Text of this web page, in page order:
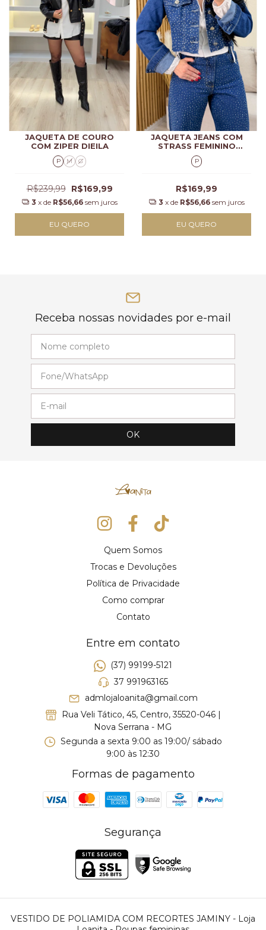
JAQUETA DE COURO
COM ZIPER DIEILA
P M G
R$239,99 R$169,99
3 x de R$56,66 sem juros
EU QUERO
JAQUETA JEANS COM
STRASS FEMININO
YARISSE
P
R$169,99
3 x de R$56,66 sem juros
EU QUERO
Receba nossas novidades por e-mail
Quem Somos
Trocas e Devoluções
Política de Privacidade
Como comprar
Contato
Entre em contato
(37) 99199-5121
37 991963165
admlojaloanita@gmail.com
Rua Veli Tático, 45, Centro, 35520-046 |
Nova Serrana - MG
Segunda a sexta 9:00 as 19:00/ sábado
9:00 às 12:30
Formas de pagamento
Segurança
VESTIDO DE POLIAMIDA COM RECORTES JAMINY - Loja